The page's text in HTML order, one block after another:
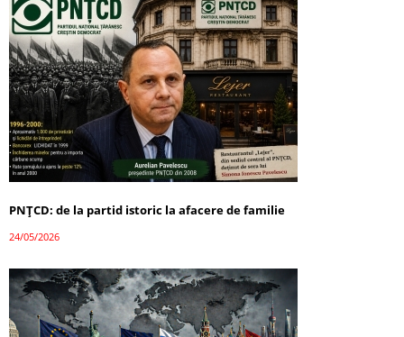
PNȚCD: de la partid istoric la afacere de familie
24/05/2026